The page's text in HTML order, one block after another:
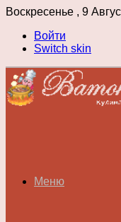
Воскресенье , 9
Войти
Switch skin
Меню